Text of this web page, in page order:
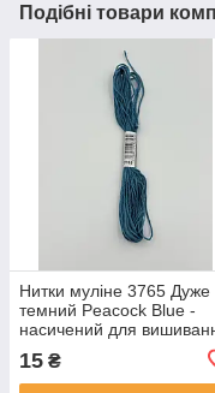
Подібні товари
Нитки муліне 3765 Дуже
темний Peacock Blue -
насичений для
15 ₴